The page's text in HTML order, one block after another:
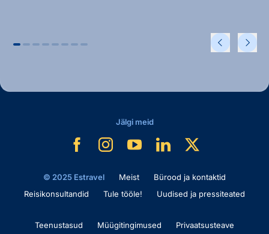
© 2025 Estravel Meist
Bürood ja kontaktid
Reisikonsultandid
Tule tööle! Uudised ja pressiteated
Teenustasud Müügitingimused Privaatsusteave
Jälgi meid